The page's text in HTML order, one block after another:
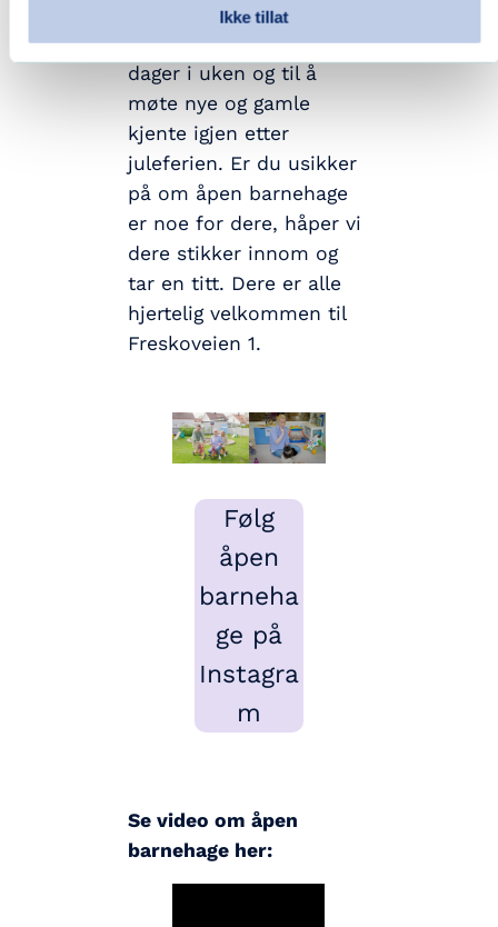
Ikke tillat
Vi gleder oss til å holde
barnehagen åpen fire
dager i uken og til å
møte nye og gamle
kjente igjen etter
juleferien. Er du usikker
på om åpen barnehage
er noe for dere, håper vi
dere stikker innom og
tar en titt. Dere er alle
hjertelig velkommen til
Freskoveien 1.
Følg
åpen
barneha
ge på
Instagra
m
Se video om åpen
barnehage her: